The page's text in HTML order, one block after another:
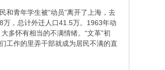
青年学生被“动员”离开了上海，去
，总计外迁人口41.5万。1963年动
多怀有相当的不满情绪。“文革”初
工作的里弄干部就成为居民不满的直